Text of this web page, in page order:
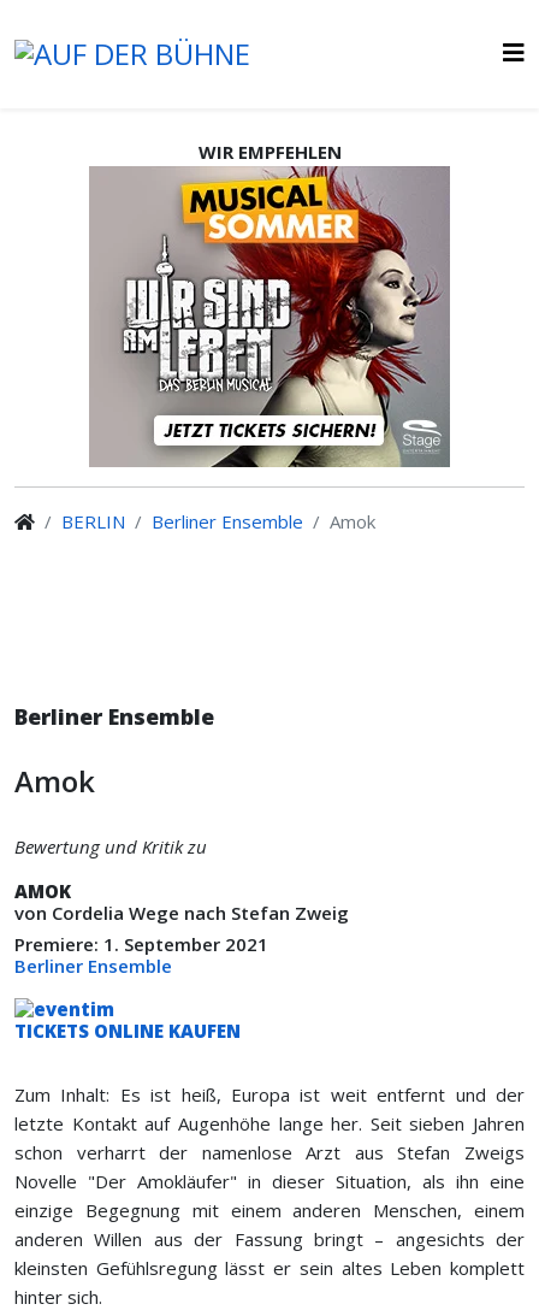
WIR EMPFEHLEN
BERLIN Berliner Ensemble Amok
Berliner Ensemble
Amok
Bewertung und Kritik zu
AMOK
von Cordelia Wege nach Stefan Zweig
Premiere: 1. September 2021
Berliner Ensemble
TICKETS ONLINE KAUFEN
Zum Inhalt: Es ist heiß, Europa ist weit entfernt und der
letzte Kontakt auf Augenhöhe lange her. Seit sieben Jahren
schon verharrt der namenlose Arzt aus Stefan Zweigs
Novelle "Der Amokläufer" in dieser Situation, als ihn eine
einzige Begegnung mit einem anderen Menschen, einem
anderen Willen aus der Fassung bringt – angesichts der
kleinsten Gefühlsregung lässt er sein altes Leben komplett
hinter sich.